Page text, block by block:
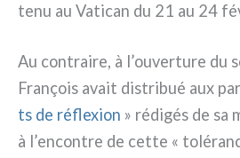
tenu au Vatican du 21 au 24
Au con­trai­re, à l’ouverture du
François avait distri­bué aux
ts de réfle­xion » rédi­gés de sa
à l’encontre de cet­te «